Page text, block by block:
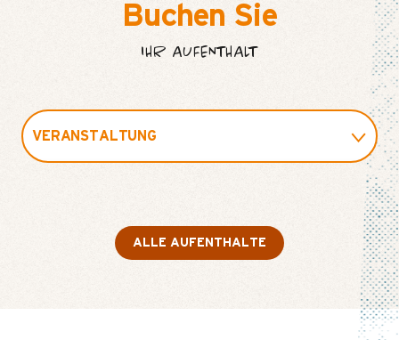
Buchen Sie
IHR AUFENTHALT
VERANSTALTUNG
ALLE AUFENTHALTE